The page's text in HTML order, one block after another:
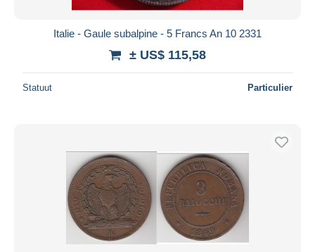
Italie - Gaule subalpine - 5 Francs An 10 2331
± US$ 115,58
Statuut Particulier